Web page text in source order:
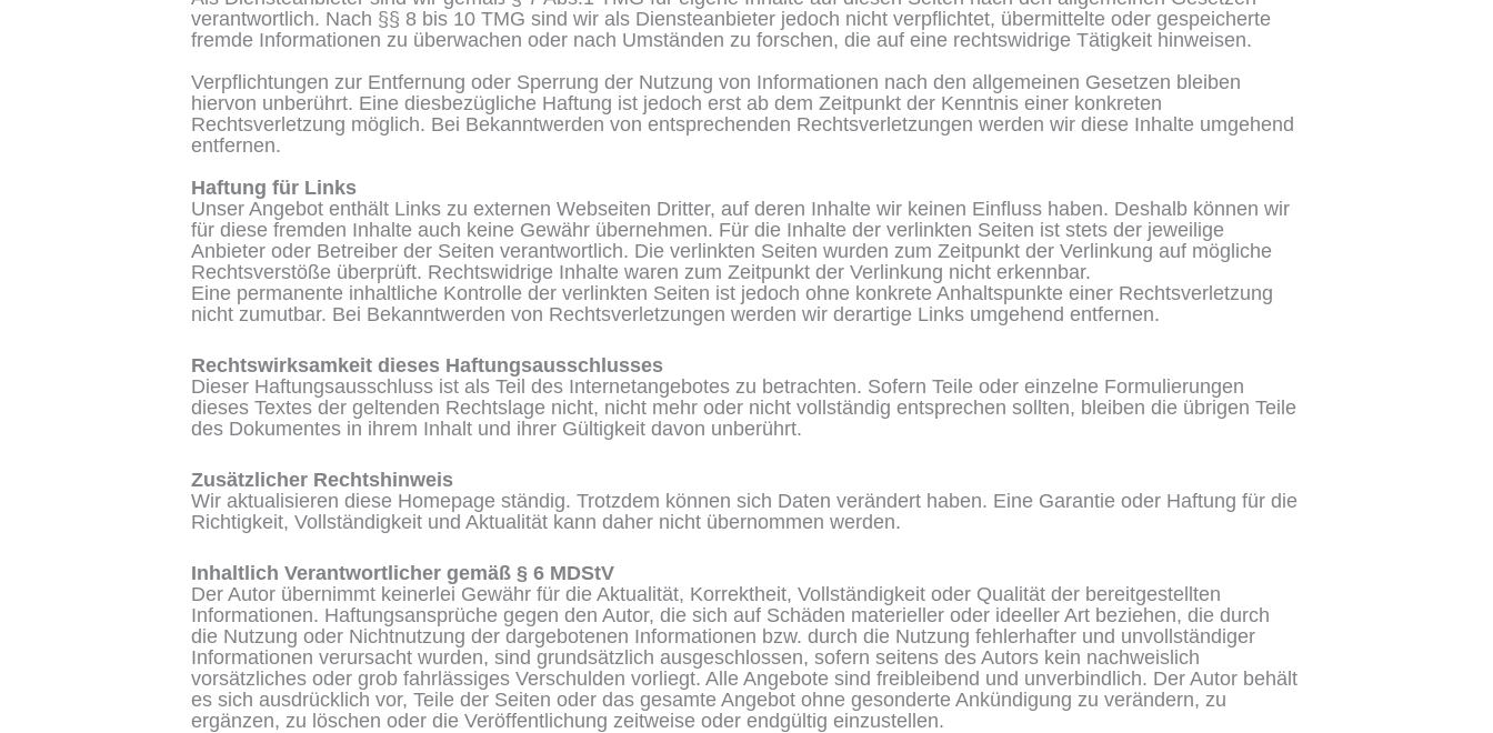
verantwortlich. Nach §§ 8 bis 10 TMG sind wir als Diensteanbieter jedoch nicht verpflichtet, übermittelte oder gespeicherte
fremde Informationen zu überwachen oder nach Umständen zu forschen, die auf eine rechtswidrige Tätigkeit hinweisen.
Verpflichtungen zur Entfernung oder Sperrung der Nutzung von Informationen nach den allgemeinen Gesetzen bleiben
hiervon unberührt. Eine diesbezügliche Haftung ist jedoch erst ab dem Zeitpunkt der Kenntnis einer konkreten
Rechtsverletzung möglich. Bei Bekanntwerden von entsprechenden Rechtsverletzungen werden wir diese Inhalte umgehend
entfernen.
Haftung für Links
Unser Angebot enthält Links zu externen Webseiten Dritter, auf deren Inhalte wir keinen Einfluss haben. Deshalb können wir
für diese fremden Inhalte auch keine Gewähr übernehmen. Für die Inhalte der verlinkten Seiten ist stets der jeweilige
Anbieter oder Betreiber der Seiten verantwortlich. Die verlinkten Seiten wurden zum Zeitpunkt der Verlinkung auf mögliche
Rechtsverstöße überprüft. Rechtswidrige Inhalte waren zum Zeitpunkt der Verlinkung nicht erkennbar.
Eine permanente inhaltliche Kontrolle der verlinkten Seiten ist jedoch ohne konkrete Anhaltspunkte einer Rechtsverletzung
nicht zumutbar. Bei Bekanntwerden von Rechtsverletzungen werden wir derartige Links umgehend entfernen.
Rechtswirksamkeit dieses Haftungsausschlusses
Dieser Haftungsausschluss ist als Teil des Internetangebotes zu betrachten. Sofern Teile oder einzelne Formulierungen
dieses Textes der geltenden Rechtslage nicht, nicht mehr oder nicht vollständig entsprechen sollten, bleiben die übrigen Teile
des Dokumentes in ihrem Inhalt und ihrer Gültigkeit davon unberührt.
Zusätzlicher Rechtshinweis
Wir aktualisieren diese Homepage ständig. Trotzdem können sich Daten verändert haben. Eine Garantie oder Haftung für die
Richtigkeit, Vollständigkeit und Aktualität kann daher nicht übernommen werden.
Inhaltlich Verantwortlicher gemäß § 6 MDStV
Der Autor übernimmt keinerlei Gewähr für die Aktualität, Korrektheit, Vollständigkeit oder Qualität der bereitgestellten
Informationen. Haftungsansprüche gegen den Autor, die sich auf Schäden materieller oder ideeller Art beziehen, die durch
die Nutzung oder Nichtnutzung der dargebotenen Informationen bzw. durch die Nutzung fehlerhafter und unvollständiger
Informationen verursacht wurden, sind grundsätzlich ausgeschlossen, sofern seitens des Autors kein nachweislich
vorsätzliches oder grob fahrlässiges Verschulden vorliegt. Alle Angebote sind freibleibend und unverbindlich. Der Autor behält
es sich ausdrücklich vor, Teile der Seiten oder das gesamte Angebot ohne gesonderte Ankündigung zu verändern, zu
ergänzen, zu löschen oder die Veröffentlichung zeitweise oder endgültig einzustellen.